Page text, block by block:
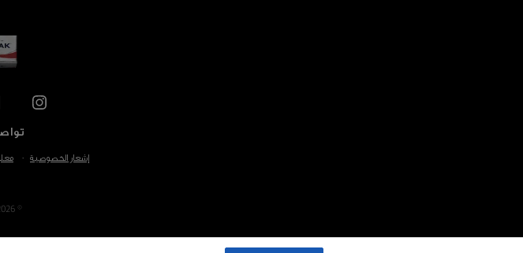
إشعار الخصوصية
© Lurpak® 2026